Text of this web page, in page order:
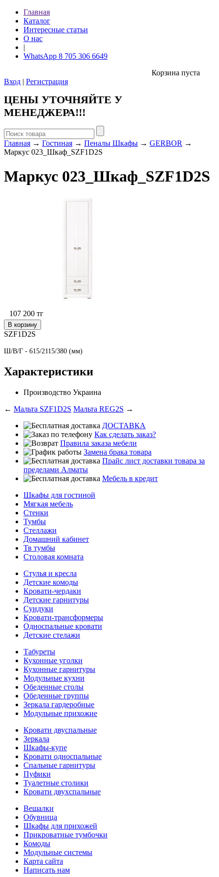
Главная
Каталог
Интересные статьи
О нас
|
WhatsApp 8 705 306 6649
Корзина пуста
Вход | Регистрация
ЦЕНЫ УТОЧНЯЙТЕ У
МЕНЕДЖЕРА!!!
Главная → Гостиная → Пеналы Шкафы → GERBOR →
Маркус 023_Шкаф_SZF1D2S
Маркус 023_Шкаф_SZF1D2S
107 200 тг
В корзину
SZF1D2S
Ш/В/Г - 615/2115/380 (мм)
Характеристики
Производство Украина
← Мальта SZF1D2S Мальта REG2S →
ДОСТАВКА
Как сделать заказ?
Правила заказа мебели
Замена брака товара
Прайс лист доставки товара за
пределами Алматы
Мебель в кредит
Шкафы для гостиной
Мягкая мебель
Стенки
Тумбы
Стеллажи
Домашний кабинет
Тв тумбы
Столовая комната
Стулья и кресла
Детские комоды
Кровати-чердаки
Детские гарнитуры
Сундуки
Кровати-трансформеры
Односпальные кровати
Детские стелажи
Табуреты
Кухонные уголки
Кухонные гарнитуры
Модульные кухни
Обеденные столы
Обеденные группы
Зеркала гардеробные
Модульные прихожие
Кровати двуспальные
Зеркала
Шкафы-купе
Кровати односпальные
Спальные гарнитуры
Пуфики
Туалетные столики
Кровати двухспальные
Вешалки
Обувница
Шкафы для прихожей
Прикроватные тумбочки
Комоды
Модульные системы
Карта сайта
Написать нам